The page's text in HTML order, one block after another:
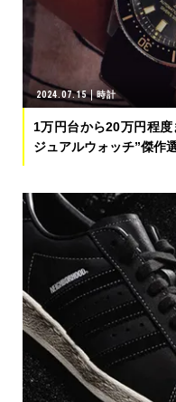
2024.07.15 時計
1万円台から20万円程
ジュアルウォッチ”傑作